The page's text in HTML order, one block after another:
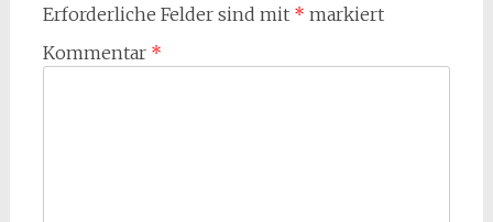
Erforderliche Felder sind mit * markiert
Kommentar *